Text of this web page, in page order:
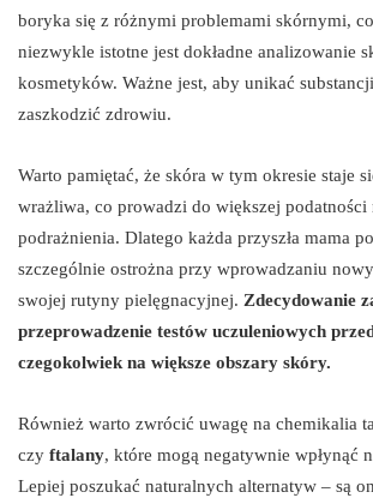
boryka się z różnymi problemami skórnymi,
niezwykle istotne jest dokładne analizowanie
kosmetyków. Ważne jest, aby unikać
zaszkodzić zdrowiu.
Warto pamiętać, że skóra w tym okresie staje
wrażliwa, co prowadzi do większej podatności
podrażnienia. Dlatego każda przyszła mama
szczególnie ostrożna przy wprowadzaniu
swojej rutyny pielęgnacyjnej. Zdecydowanie
przeprowadzenie testów uczuleniowych
czegokolwiek na większe obszary skóry.
Również warto zwrócić uwagę na chemikalia
czy ftalany, które mogą negatywnie wpłynąć
Lepiej poszukać naturalnych alternatyw – są